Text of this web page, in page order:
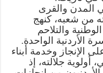
المدن والقرى
من شعبه، كنهج
والتلاحم
الأردنية الواحدة.
الإنجاز وخدمة أبناء
أولوية جلالته، إذ